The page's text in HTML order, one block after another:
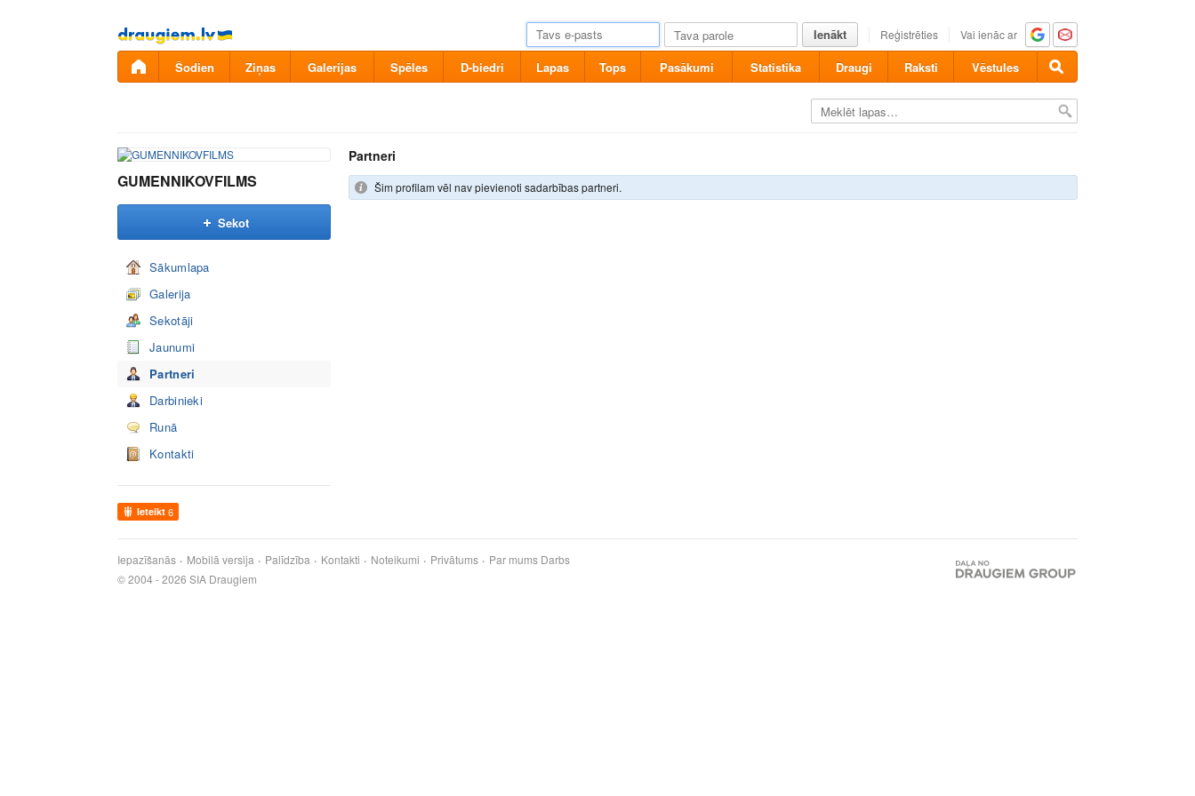
Pāriet
uz
saturu
Ienākt Reģistrēties Vai ienāc ar
Šodien Ziņas Galerijas Spēles D-biedri Lapas Tops Pasākumi Statistika Draugi Raksti Vēstules
GUMENNIKOVFILMS
Sekot
Sākumlapa
Galerija
Sekotāji
Jaunumi
Partneri
Darbinieki
Runā
Kontakti
Ieteikt 6
Partneri
Šim profilam vēl nav pievienoti sadarbības partneri.
Iepazīšanās Mobilā versija Palīdzība Kontakti Noteikumi Privātums Par mums Darbs
© 2004 - 2026 SIA Draugiem